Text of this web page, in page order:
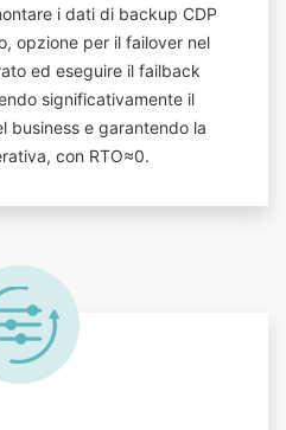
i dati di backup CDP
opzione per il failover nel
ed eseguire il failback
significativamente il
business e garantendo la
con RTO≈0.